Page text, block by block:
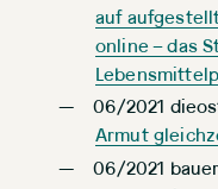
auf
online – das
06/2021
Armut
06/2021